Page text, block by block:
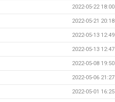
2022-05-22 18:00
2022-05-21 20:18
2022-05-13 12:49
2022-05-13 12:47
2022-05-08 19:50
2022-05-06 21:27
2022-05-01 16:25